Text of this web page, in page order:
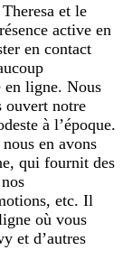
et le
active en
en contact
en ligne. Nous
ouvert notre
à l’époque.
en avons
qui fournit des
etc. Il
où vous
et d’autres